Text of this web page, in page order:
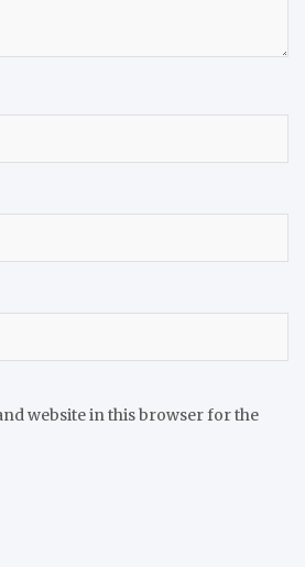
website in this browser for the